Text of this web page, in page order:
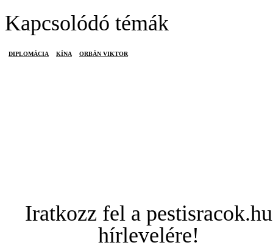
Kapcsolódó témák
DIPLOMÁCIA KÍNA ORBÁN VIKTOR
Iratkozz fel a pestisracok.hu
hírlevelére!